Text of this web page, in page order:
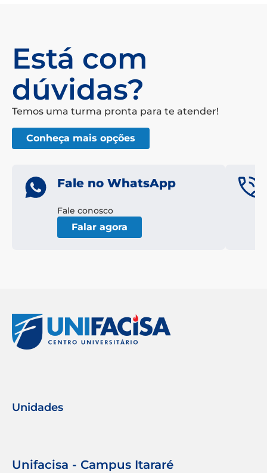
Está com
dúvidas?
Temos uma turma pronta para te atender!
Conheça mais opções
Fale no WhatsApp
Fale conosco
Falar agora
Unidades
Unifacisa - Campus Itararé